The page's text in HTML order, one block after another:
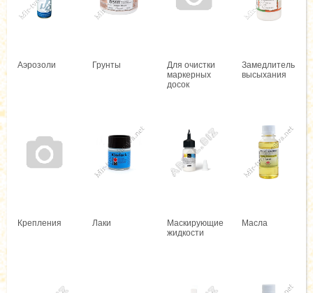
Аэрозоли Грунты
Для очистки
маркерных
досок
Замедлитель
высыхания
Крепления Лаки
Маскирующие
жидкости
Масла